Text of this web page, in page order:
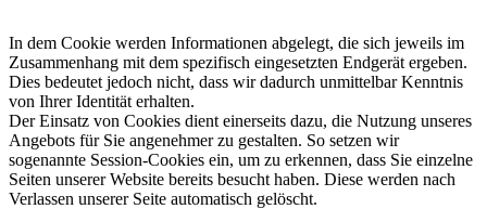
In dem Cookie werden Informationen abgelegt, die sich jeweils im
Zusammenhang mit dem spezifisch eingesetzten Endgerät ergeben.
Dies bedeutet jedoch nicht, dass wir dadurch unmittelbar Kenntnis
von Ihrer Identität erhalten.
Der Einsatz von Cookies dient einerseits dazu, die Nutzung unseres
Angebots für Sie angenehmer zu gestalten. So setzen wir
sogenannte Session-Cookies ein, um zu erkennen, dass Sie einzelne
Seiten unserer Website bereits besucht haben. Diese werden nach
Verlassen unserer Seite automatisch gelöscht.